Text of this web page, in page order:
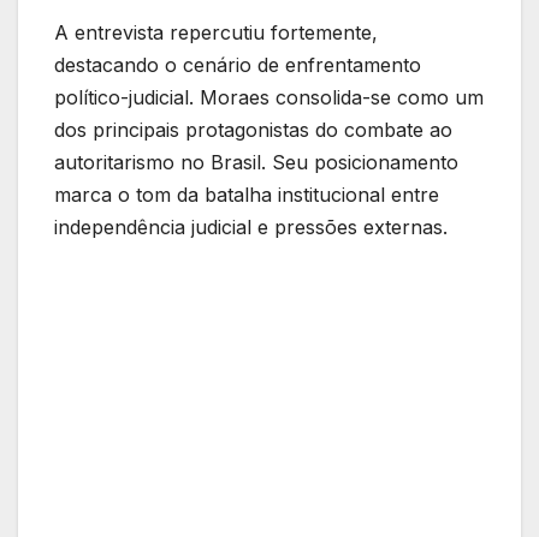
A entrevista repercutiu fortemente,
destacando o cenário de enfrentamento
político-judicial. Moraes consolida-se como um
dos principais protagonistas do combate ao
autoritarismo no Brasil. Seu posicionamento
marca o tom da batalha institucional entre
independência judicial e pressões externas.